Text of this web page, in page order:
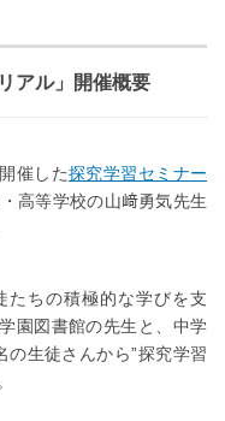
アル」開催概要
催した探究学習セミナー
高等学校の山﨑勇気先生
たちの積極的な学びを支
園図書館の先生と、中学
生徒さんから”探究学習